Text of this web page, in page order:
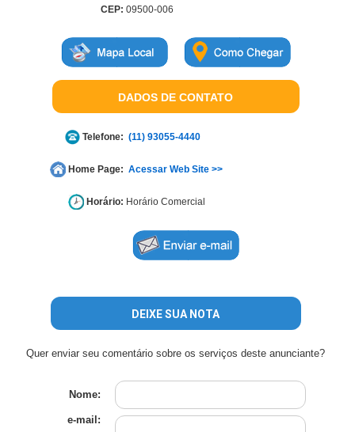
CEP: 09500-006
DADOS DE CONTATO
Telefone: (11) 93055-4440
Home Page: Acessar Web Site >>
Horário: Horário Comercial
DEIXE SUA NOTA
Quer enviar seu comentário sobre os serviços deste anunciante?
Nome:
e-mail: